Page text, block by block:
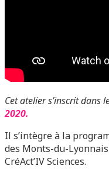
Cet atelier s’inscrit dans
2020.
Il s’intègre à la
des Monts-du-
CréAct’IV Sciences.